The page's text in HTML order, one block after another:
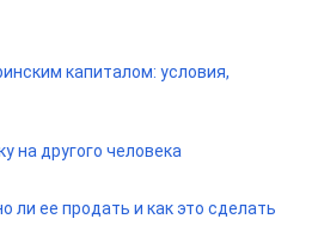
капиталом: условия,
на другого человека
ли ее продать и как это сделать